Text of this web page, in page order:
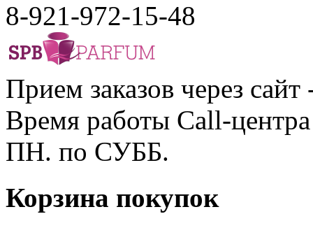
8-921-972-15-48
Прием заказов через сайт
Время работы Call-
ПН. по СУББ.
Корзина покупок